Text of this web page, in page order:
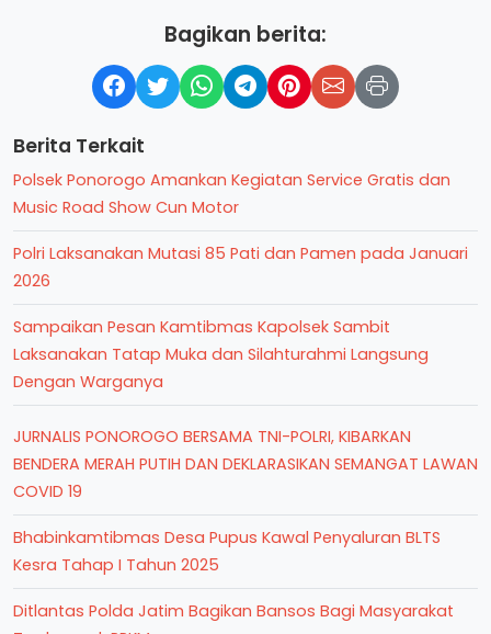
Bagikan berita:
Berita Terkait
Polsek Ponorogo Amankan Kegiatan Service Gratis dan
Music Road Show Cun Motor
Polri Laksanakan Mutasi 85 Pati dan Pamen pada Januari
2026
Sampaikan Pesan Kamtibmas Kapolsek Sambit
Laksanakan Tatap Muka dan Silahturahmi Langsung
Dengan Warganya
JURNALIS PONOROGO BERSAMA TNI-POLRI, KIBARKAN
BENDERA MERAH PUTIH DAN DEKLARASIKAN SEMANGAT LAWAN
COVID 19
Bhabinkamtibmas Desa Pupus Kawal Penyaluran BLTS
Kesra Tahap I Tahun 2025
Ditlantas Polda Jatim Bagikan Bansos Bagi Masyarakat